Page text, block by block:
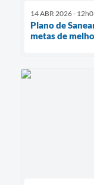
14 ABR 2026 -
Plano de
metas de